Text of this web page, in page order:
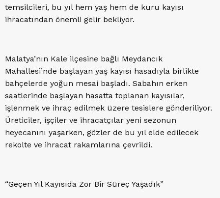
temsilcileri, bu yıl hem yaş hem de kuru kayısı
ihracatından önemli gelir bekliyor.
Malatya’nın Kale ilçesine bağlı Meydancık
Mahallesi’nde başlayan yaş kayısı hasadıyla birlikte
bahçelerde yoğun mesai başladı. Sabahın erken
saatlerinde başlayan hasatta toplanan kayısılar,
işlenmek ve ihraç edilmek üzere tesislere gönderiliyor.
Üreticiler, işçiler ve ihracatçılar yeni sezonun
heyecanını yaşarken, gözler de bu yıl elde edilecek
rekolte ve ihracat rakamlarına çevrildi.
“Geçen Yıl Kayısıda Zor Bir Süreç Yaşadık”